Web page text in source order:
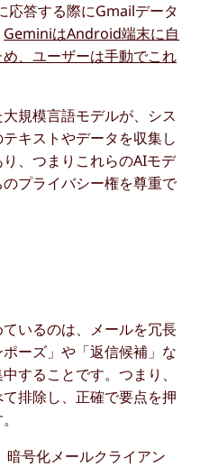
応答する際にGmailデータ
GeminiはAndroid端末に自
、ユーザーは手動でこれ
規模言語モデルが、シス
キストやデータを収集し
、つまりこれらのAIモデ
プライバシー権を尊重で
いるのは、メールを冗長
ーズ」や「返信候補」な
することです。つまり、
排除し、正確で要点を押
号化メールクライアン